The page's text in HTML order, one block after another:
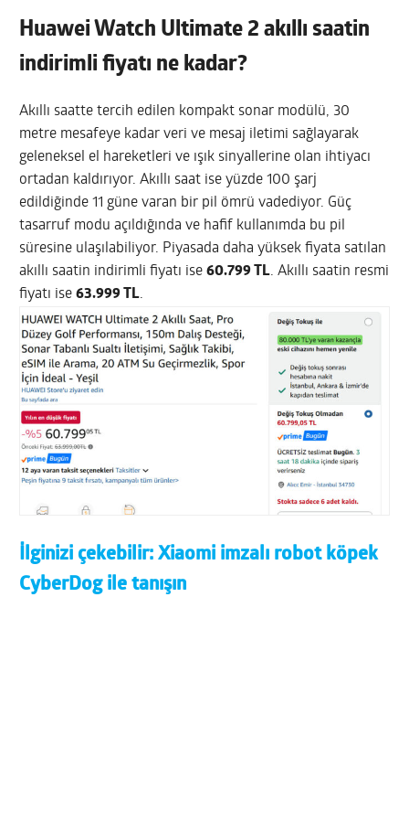
Huawei Watch Ultimate 2 akıllı saatin
indirimli fiyatı ne kadar?
Akıllı saatte tercih edilen kompakt sonar modülü, 30
metre mesafeye kadar veri ve mesaj iletimi sağlayarak
geleneksel el hareketleri ve ışık sinyallerine olan ihtiyacı
ortadan kaldırıyor. Akıllı saat ise yüzde 100 şarj
edildiğinde 11 güne varan bir pil ömrü vadediyor. Güç
tasarruf modu açıldığında ve hafif kullanımda bu pil
süresine ulaşılabiliyor. Piyasada daha yüksek fiyata satılan
akıllı saatin indirimli fiyatı ise60.799 TL. Akıllı saatin resmi
fiyatı ise63.999 TL.
İlginizi çekebilir:Xiaomi imzalı robot köpek
CyberDog ile tanışın